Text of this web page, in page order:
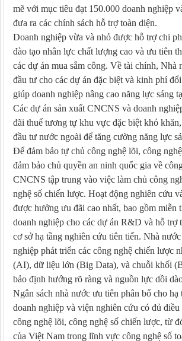
mẽ với mục tiêu đạt 150.000 doanh nghiệp
đưa ra các chính sách hỗ trợ toàn diện.
Doanh nghiệp vừa và nhỏ được hỗ trợ chi
đào tạo nhân lực chất lượng cao và ưu tiên
các dự án mua sắm công. Về tài chính, Nhà
đầu tư cho các dự án đặc biệt và kinh phí
giúp doanh nghiệp nâng cao năng lực sáng
Các dự án sản xuất CNCNS và doanh
đãi thuế tương tự khu vực đặc biệt khó
đầu tư nước ngoài để tăng cường năng lực
Để đảm bảo tự chủ công nghệ lõi, công
đảm bảo chủ quyền an ninh quốc gia về
CNCNS tập trung vào việc làm chủ công
nghệ số chiến lược. Hoạt động nghiên cứu
được hưởng ưu đãi cao nhất, bao gồm miễn
doanh nghiệp cho các dự án R&D và hỗ trợ
cơ sở hạ tầng nghiên cứu tiên tiến. Nhà
nghiệp phát triển các công nghệ chiến lược
(AI), dữ liệu lớn (Big Data), và chuỗi khối
bảo định hướng rõ ràng và nguồn lực dồi
Ngân sách nhà nước ưu tiên phân bổ cho
doanh nghiệp và viện nghiên cứu có đủ
công nghệ lõi, công nghệ số chiến lược, từ
của Việt Nam trong lĩnh vực công nghệ số